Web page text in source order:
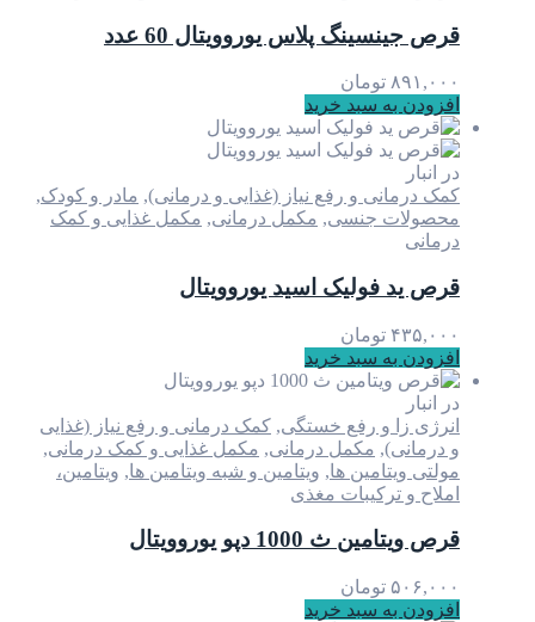
قرص جینسینگ پلاس يوروويتال 60 عدد
۸۹۱,۰۰۰ تومان
افزودن به سبد خرید
در انبار
کمک درمانی و رفع نیاز (غذایی و درمانی), مادر و کودک,
محصولات جنسی, مکمل درمانی, مکمل غذایی و کمک
درمانی
قرص ید فولیک اسید یوروویتال
۴۳۵,۰۰۰ تومان
افزودن به سبد خرید
در انبار
انرژی زا و رفع خستگی, کمک درمانی و رفع نیاز (غذایی
و درمانی), مکمل درمانی, مکمل غذایی و کمک درمانی,
مولتی ویتامین ها, ویتامین و شبه ویتامین ها, ویتامین،
املاح و ترکیبات مغذی
قرص ویتامین ث 1000 دپو یوروویتال
۵۰۶,۰۰۰ تومان
افزودن به سبد خرید